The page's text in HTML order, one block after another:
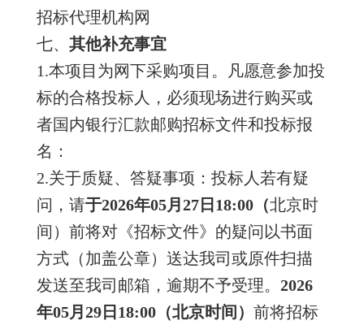
招标代理机构网
七、 其他补充事宜
1.本项目为网下采购项目。凡愿意参加投
标的合格投标人，必须现场进行购买或
者国内银行汇款邮购招标文件和投标报
名：
2.关于质疑、答疑事项：投标人若有疑
问，请于2026年05月 27日 18:00（北京时
间）前将对《招标文件》的疑问以书面
方式（加盖公章）送达我司或原件扫描
发送至我司邮箱，逾期不予受理。 2026
年05月 29日 18:00（北京时间） 前将招标